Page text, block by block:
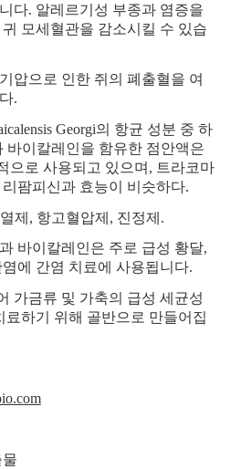
다. 알레르기성 부종과 염증을
모세혈관을 감소시킬 수 있습
압으로 인한 쥐의 폐출혈을 여
.
Georgi의 항균 성분 중 하
바이칼레인을 함유한 점안액은
으로 사용되고 있으며, 트라코마
팜피신과 효능이 비슷하다.
제, 항고혈압제, 진정제.
바이칼레인은 주로 급성 황달,
에 간염 치료에 사용됩니다.
가금류 및 가축의 급성 세균성
료하기 위해 골반으로 만들어집